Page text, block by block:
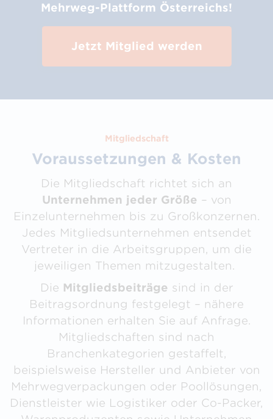
Mehrweg-Plattform Österreichs!
Jetzt Mitglied werden
Mitgliedschaft
Voraussetzungen & Kosten
Die Mitgliedschaft richtet sich an
Unternehmen jeder Größe – von
Einzelunternehmen bis zu Großkonzernen.
Jedes Mitgliedsunternehmen entsendet
Vertreter in die Arbeitsgruppen, um die
jeweiligen Themen mitzugestalten.
Die Mitgliedsbeiträge sind in der
Beitragsordnung festgelegt – nähere
Informationen erhalten Sie auf Anfrage.
Mitgliedschaften sind nach
Branchenkategorien gestaffelt,
beispielsweise Hersteller und Anbieter von
Mehrwegverpackungen oder Poollösungen,
Dienstleister wie Logistiker oder Co-Packer,